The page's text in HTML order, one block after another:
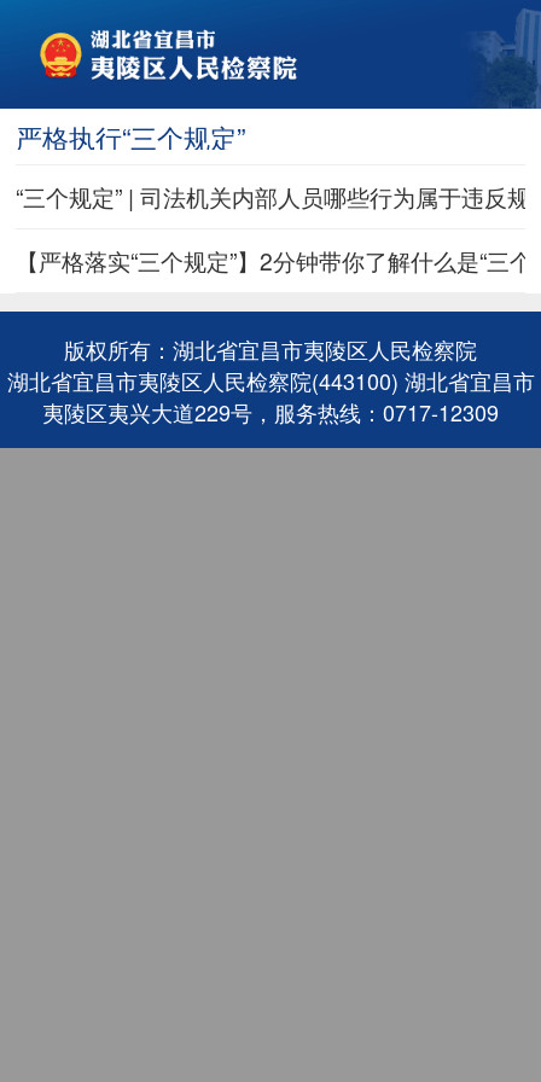
严格执行“三个规定”
“三个规定” | 司法机关内部人员哪些行为属于违反
【严格落实“三个规定”】2分钟带你了解什么是“三个
版权所有：湖北省宜昌市夷陵区人民检察院
湖北省宜昌市夷陵区人民检察院(443100) 湖北省宜昌市
夷陵区夷兴大道229号，服务热线：0717-12309